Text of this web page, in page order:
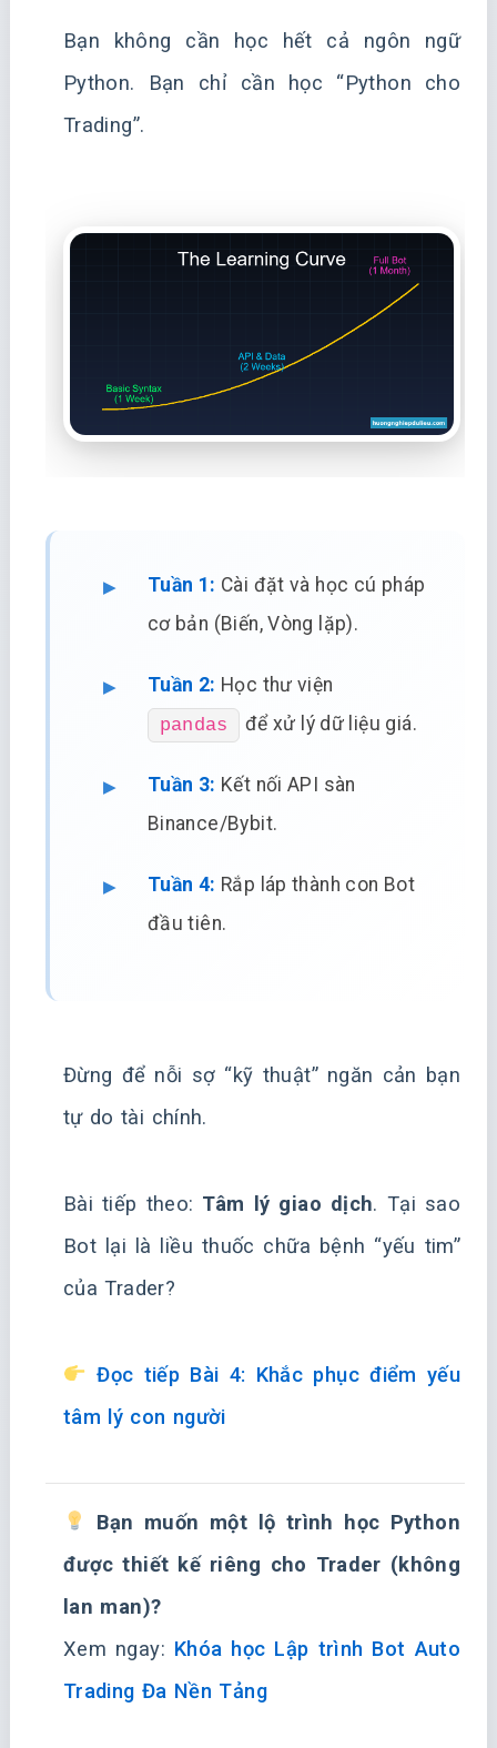
Bạn không cần học hết cả ngôn ngữ
Python. Bạn chỉ cần học “Python cho
Trading”.
Tuần 1: Cài đặt và học cú pháp
cơ bản (Biến, Vòng lặp).
Tuần 2: Học thư viện
pandas để xử lý dữ liệu giá.
Tuần 3: Kết nối API sàn
Binance/Bybit.
Tuần 4: Rắp láp thành con Bot
đầu tiên.
Đừng để nỗi sợ “kỹ thuật” ngăn cản bạn
tự do tài chính.
Bài tiếp theo: Tâm lý giao dịch. Tại sao
Bot lại là liều thuốc chữa bệnh “yếu tim”
của Trader?
Đọc tiếp Bài 4: Khắc phục điểm yếu
tâm lý con người
Bạn muốn một lộ trình học Python
được thiết kế riêng cho Trader (không
lan man)?
Xem ngay: Khóa học Lập trình Bot Auto
Trading Đa Nền Tảng